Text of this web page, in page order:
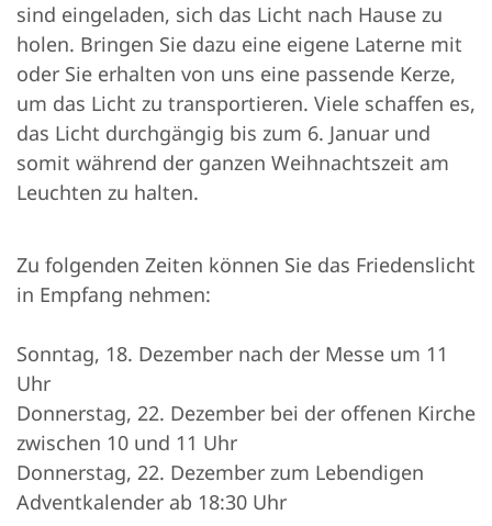
sind eingeladen, sich das Licht nach Hause zu
holen. Bringen Sie dazu eine eigene Laterne mit
oder Sie erhalten von uns eine passende Kerze,
um das Licht zu transportieren. Viele schaffen es,
das Licht durchgängig bis zum 6. Januar und
somit während der ganzen Weihnachtszeit am
Leuchten zu halten.
Zu folgenden Zeiten können Sie das Friedenslicht
in Empfang nehmen:
Sonntag, 18. Dezember nach der Messe um 11
Uhr
Donnerstag, 22. Dezember bei der offenen Kirche
zwischen 10 und 11 Uhr
Donnerstag, 22. Dezember zum Lebendigen
Adventkalender ab 18:30 Uhr